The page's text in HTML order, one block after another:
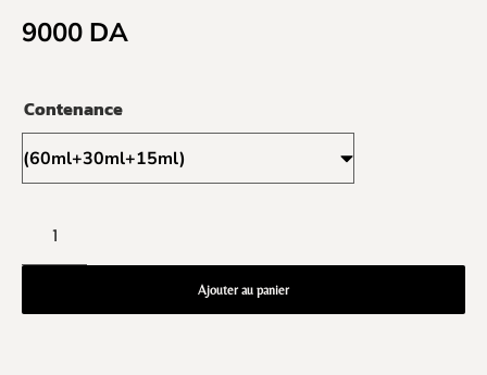
9000 DA
Contenance
Ajouter au panier